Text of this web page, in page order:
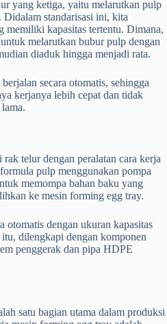
yang ketiga, yaitu melarutkan pulp
Didalam standarisasi ini, kita
memiliki kapasitas tertentu. Dimana,
melarutkan bubur pulp dengan
diaduk hingga menjadi rata.
secara otomatis, sehingga
kerjanya lebih cepat dan tidak
telur dengan peralatan cara kerja
pulp menggunakan pompa
memompa bahan baku yang
ke mesin forming egg tray.
otomatis dengan ukuran kapasitas
dilengkapi dengan komponen
penggerak dan pipa HDPE
satu bagian utama dalam produksi